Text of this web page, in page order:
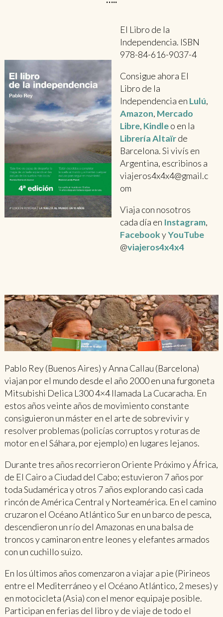
El Libro de la
Independencia. ISBN
978-84-616-9037-4
Consigue ahora El
Libro de la
Independencia en Lulú,
Amazon, Mercado
Libre, Kindleo en la
Librería Altaïrde
Barcelona. Si vivís en
Argentina, escribinos a
viajeros4x4x4@gmail.c
om
Viaja con nosotros
cada día en Instagram,
FacebookyYouTube
@viajeros4x4x4
Pablo Rey (Buenos Aires) y Anna Callau (Barcelona)
viajan por el mundo desde el año 2000 en una furgoneta
Mitsubishi Delica L300 4×4 llamada La Cucaracha. En
estos años veinte años de movimiento constante
consiguieron un máster en el arte de sobrevivir y
resolver problemas (policías corruptos y roturas de
motor en el Sáhara, por ejemplo) en lugares lejanos.
Durante tres años recorrieron Oriente Próximo y África,
de El Cairo a Ciudad del Cabo; estuvieron 7 años por
toda Sudamérica y otros 7 años explorando casi cada
rincón de América Central y Norteamérica. En el camino
cruzaron el Océano Atlántico Sur en un barco de pesca,
descendieron un río del Amazonas en una balsa de
troncos y caminaron entre leones y elefantes armados
con un cuchillo suizo.
En los últimos años comenzaron a viajar a pie (Pirineos
entre el Mediterráneo y el Océano Atlántico, 2 meses) y
en motocicleta (Asia) con el menor equipaje posible.
Participan en ferias del libro y de viaje de todo el